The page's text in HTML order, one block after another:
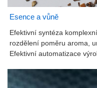
Esence a vůně
Efektivní syntéza
rozdělení poměru aroma,
Efektivní automatizace